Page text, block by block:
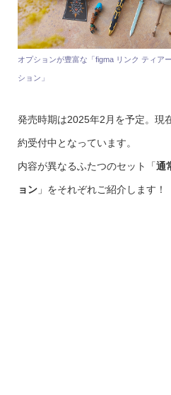
オプションが豊富な「figma リンク ティア
ション」
発売時期は2025年2月を予定。現
約受付中となっています。
内容が異なるふたつのセット「通
ョン」をそれぞれご紹介します！